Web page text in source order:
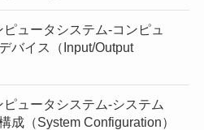
ュータシステム-コンピュ
バイス（Input/Output
ュータシステム-システム
成（System Configuration）